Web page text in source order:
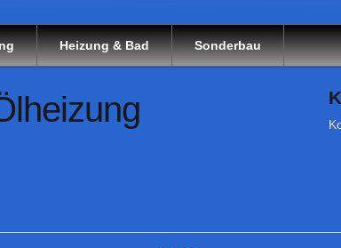
Heizung & Bad Sonderbau